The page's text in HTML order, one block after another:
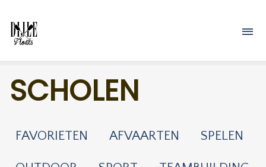
SCHOLEN
FAVORIETEN AFVAARTEN SPELEN